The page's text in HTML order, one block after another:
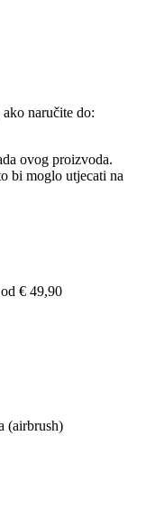
ako naručite do:
ovog proizvoda.
bi moglo utjecati na
od € 49,90
(airbrush)